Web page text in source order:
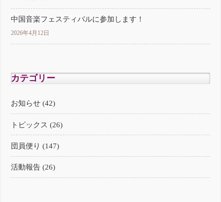
中国音楽フェスティバルに参加します！
2026年4月12日
カテゴリー
お知らせ (42)
トピックス (26)
団員便り (147)
活動報告 (26)